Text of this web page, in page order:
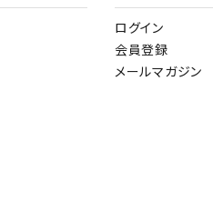
ログイン
会員登録
メールマガジン